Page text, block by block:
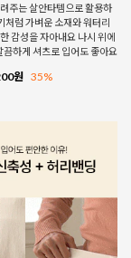
주는 살안타템으로 활용하
처럼 가벼운 소재와 워터리
감성을 자아내요 나시 위에
끔하게 셔츠로 입어도 좋아요
원 35%